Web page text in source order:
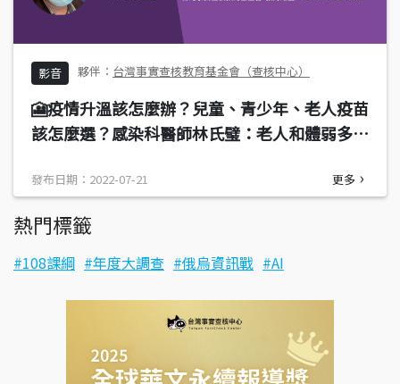
影音 台灣事實查核教育基金會（查核中心）
🎦疫情升溫該怎麼辦？兒童、青少年、老人疫苗
該怎麼選？感染科醫師林氏璧：老人和體弱多病
發布日期：2022-07-21 更多
熱門標籤
108課綱 年度大調查 俄烏資訊戰 AI